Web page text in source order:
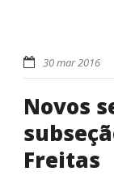
30 mar 2016
Novos
Freitas